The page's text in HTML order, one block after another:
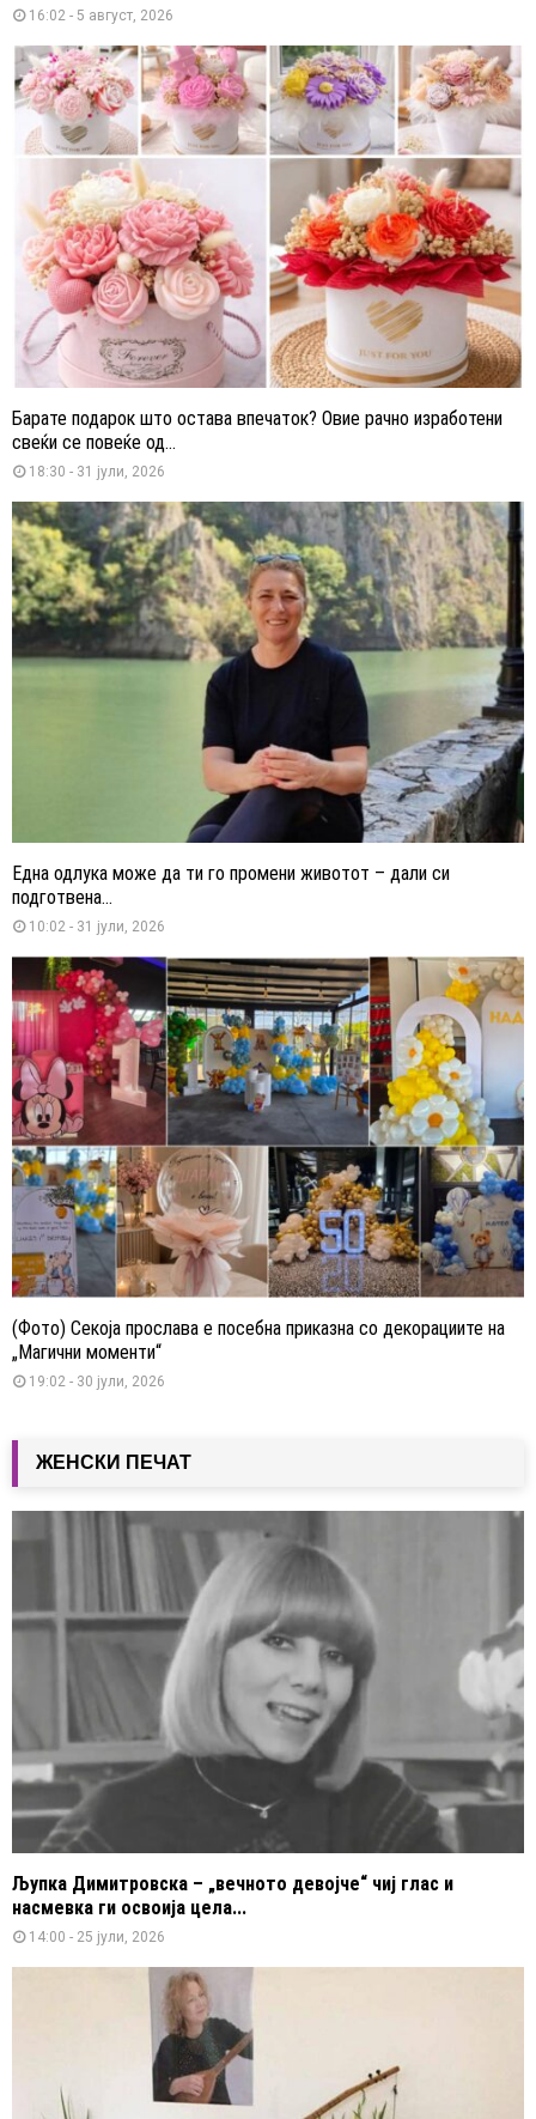
16:02 - 5 август, 2026
Барате подарок што остава впечаток? Овие рачно изработени
свеќи се повеќе од...
18:30 - 31 јули, 2026
Една одлука може да ти го промени животот – дали си
подготвена...
10:02 - 31 јули, 2026
(Фото) Секоја прослава е посебна приказна со декорациите на
„Магични моменти“
19:02 - 30 јули, 2026
ЖЕНСКИ ПЕЧАТ
Љупка Димитровска – „вечното девојче“ чиј глас и
насмевка ги освоија цела...
14:00 - 25 јули, 2026